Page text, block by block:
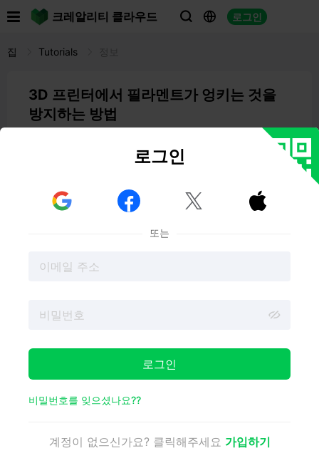
크레알리티 클라우드   로그인
집 Tutorials
3D 프린터에서 필라멘트가 엉키는 것을
방지하는 방법
일도 드뭅니다. 프린팅 프로세스를 방해할 뿐만 아니라 시
간, 재료, 비용 낭비로 이어질 수 있습니다. 하지만 올바른
로움을 피할 수 있습니다. 이 종합 가이드에서는 3D 프린터
니다. 이 단계를 따르면 매번 원활하고 성공적인 인쇄를 보
장할 수 있습니다.
이미지 소스 FreeImages
로그인
  
또는
로그인
비밀번호를 잊으셨나요??
계정이 없으신가요? 클릭해주세요 가입하기
모든 기능을 경험해 보세요